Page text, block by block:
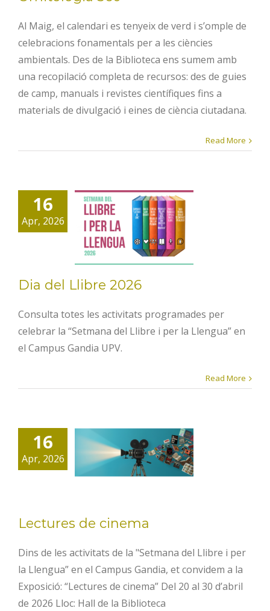
Al Maig, el calendari es tenyeix de verd i s’omple de
celebracions fonamentals per a les ciències
ambientals. Des de la Biblioteca ens sumem amb
una recopilació completa de recursos: des de guies
de camp, manuals i revistes científiques fins a
materials de divulgació i eines de ciència ciutadana.
Read More
16
Apr, 2026
Dia del
Llibre 2026
Dia del Llibre 2026
Consulta totes les activitats programades per
celebrar la “Setmana del Llibre i per la Llengua” en
el Campus Gandia UPV.
Read More
16
Apr, 2026
Lectures de
cinema
Lectures de cinema
Dins de les activitats de la "Setmana del Llibre i per
la Llengua” en el Campus Gandia, et convidem a la
Exposició: “Lectures de cinema” Del 20 al 30 d’abril
de 2026 Lloc: Hall de la Biblioteca